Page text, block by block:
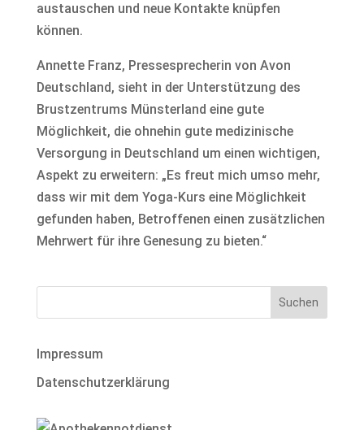
austauschen und neue Kontakte knüpfen
können.
Annette Franz, Pressesprecherin von Avon
Deutschland, sieht in der Unterstützung des
Brustzentrums Münsterland eine gute
Möglichkeit, die ohnehin gute medizinische
Versorgung in Deutschland um einen wichtigen,
Aspekt zu erweitern: „Es freut mich umso mehr,
dass wir mit dem Yoga-Kurs eine Möglichkeit
gefunden haben, Betroffenen einen zusätzlichen
Mehrwert für ihre Genesung zu bieten.“
Impressum
Datenschutzerklärung